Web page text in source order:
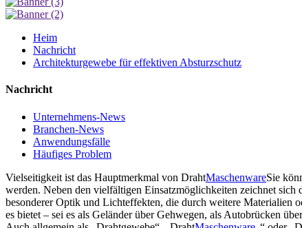
Heim
Nachricht
Architekturgewebe für effektiven Absturzschutz
Nachricht
Unternehmens-News
Branchen-News
Anwendungsfälle
Häufiges Problem
Vielseitigkeit ist das Hauptmerkmal von DrahtMaschenwareSie
werden. Neben den vielfältigen Einsatzmöglichkeiten zeichnet
besonderer Optik und Lichteffekten, die durch weitere Materialien
es bietet – sei es als Geländer über Gehwegen, als Autobrücken